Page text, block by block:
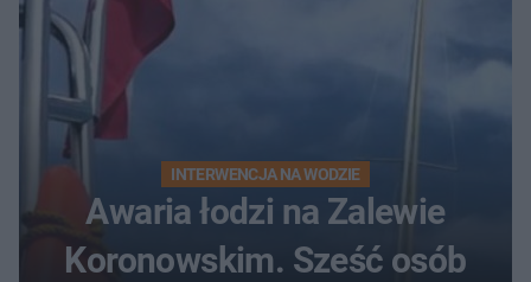
INTERWENCJA NA WODZIE
Awaria łodzi na Zalewie
Koronowskim. Sześć osób